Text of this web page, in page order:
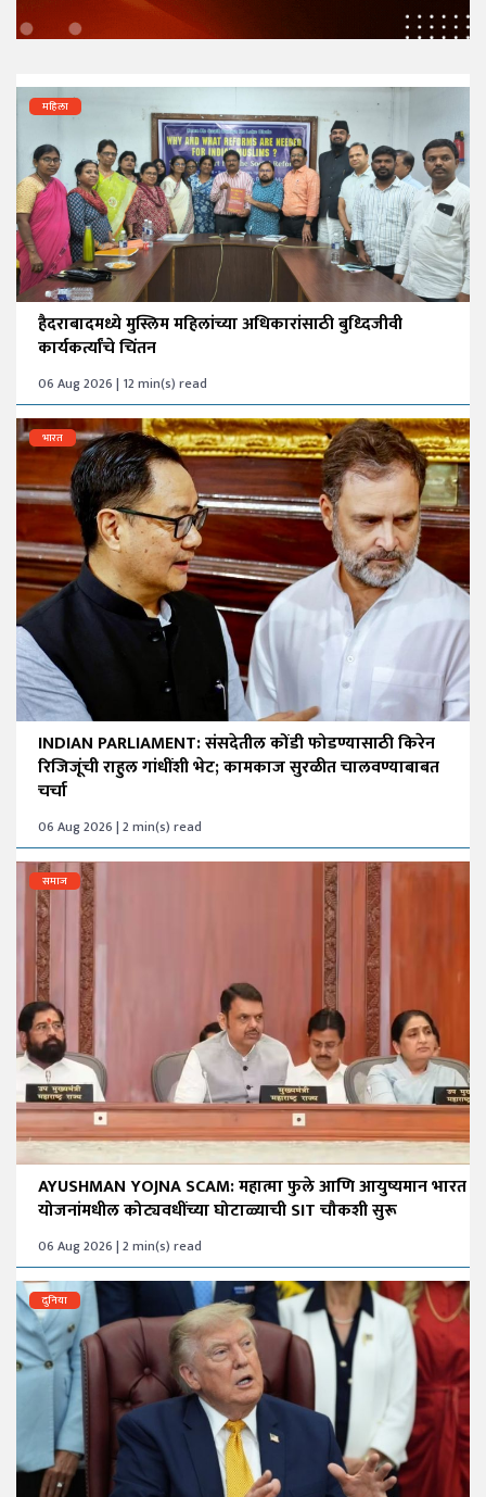
महिला
हैदराबादमध्ये मुस्लिम महिलांच्या अधिकारांसाठी बुध्दिजीवी
कार्यकर्त्यांचे चिंतन
06 Aug 2026 | 12 min(s) read
भारत
INDIAN PARLIAMENT: संसदेतील कोंडी फोडण्यासाठी किरेन
रिजिजूंची राहुल गांधींशी भेट; कामकाज सुरळीत चालवण्याबाबत
चर्चा
06 Aug 2026 | 2 min(s) read
समाज
AYUSHMAN YOJNA SCAM: महात्मा फुले आणि आयुष्यमान भारत
योजनांमधील कोट्यवधींच्या घोटाळ्याची SIT चौकशी सुरू
06 Aug 2026 | 2 min(s) read
दुनिया